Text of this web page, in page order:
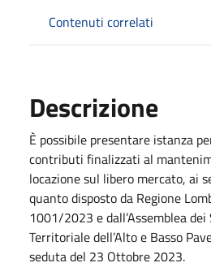
Contenuti correlati
Descrizione
È possibile presentare istanza
contributi finalizzati al
locazione sul libero mercato, ai
quanto disposto da Regione
1001/2023 e dall’Assemblea dei
Territoriale dell’Alto e Basso
seduta del 23 Ottobre 2023.